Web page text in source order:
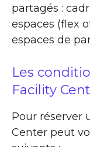
partagés :
espaces (flex
espaces de
Les
Facility
Pour réserver
Center peut